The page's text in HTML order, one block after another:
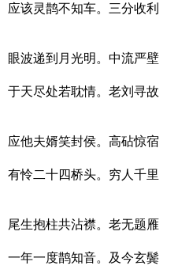
应该灵鹊不知车。三分收利
眼波递到月光明。中流严壁
于天尽处若耽情。老刘寻故
应他夫婿笑封侯。高砧惊宿
有怜二十四桥头。穷人千里
尾生抱柱共沾襟。老无题雁
一年一度鹊知音。及今玄鬓